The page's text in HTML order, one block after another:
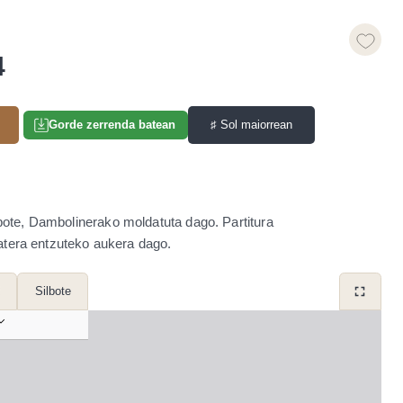
Gorde zerrenda batean ♯ Sol maiorrean
Dambolinerako moldatuta dago. Partitura
entzuteko aukera dago.
Silbote